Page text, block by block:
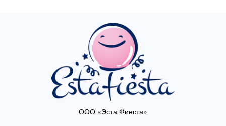
ООО «Эста Фиеста»